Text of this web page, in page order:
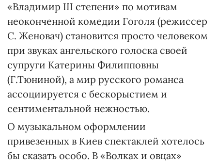
«Владимир III степени» по мотивам
неоконченной комедии Гоголя (режиссер
С. Женовач) становится просто человеком
при звуках ангельского голоска своей
супруги Катерины Филипповны
(Г.Тюниной), а мир русского романса
ассоциируется с бескорыстием и
сентиментальной нежностью.
О музыкальном оформлении
привезенных в Киев спектаклей хотелось
бы сказать особо. В «Волках и овцах»